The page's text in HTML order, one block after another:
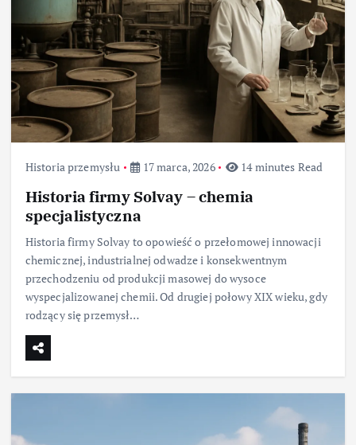
Historia przemysłu 17 marca, 2026 14 minutes Read
Historia firmy Solvay – chemia
specjalistyczna
Historia firmy Solvay to opowieść o przełomowej innowacji
chemicznej, industrialnej odwadze i konsekwentnym
przechodzeniu od produkcji masowej do wysoce
wyspecjalizowanej chemii. Od drugiej połowy XIX wieku, gdy
rodzący się przemysł…